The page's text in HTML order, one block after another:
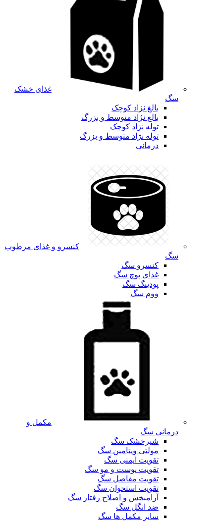
غذای خشک
سگ
بالغ نژاد کوچک
بالغ نژاد متوسط و بزرگ
توله نژاد کوچک
توله نژاد متوسط و بزرگ
درمانی
کنسرو و غذای مرطوب
سگ
کنسرو سگ
غذای پوچ سگ
پودینگ سگ
ووم سگ
مکمل و
درمانی سگ
شیرخشک سگ
مولتی ویتامین سگ
تقویت ایمنی سگ
تقویت پوست و مو سگ
تقویت مفاصل سگ
تقویت استخوان سگ
آرامبخش و اصلاح رفتار سگ
ضد انگل سگ
سایر مکمل ها سگ